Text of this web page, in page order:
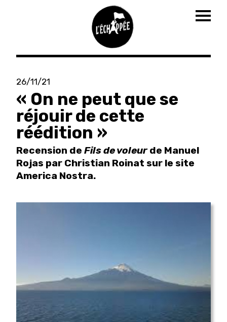
Aller
contenu
principal
26/11/21
« On ne peut que se
réjouir de cette
réédition »
Recension de Fils de voleurde Manuel
Rojas par Christian Roinat sur le site
America Nostra.